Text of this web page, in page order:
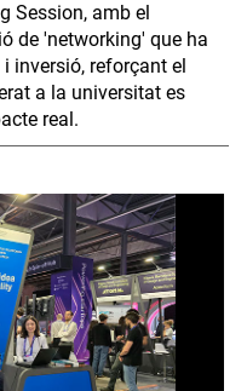
Session, amb el
de 'networking' que ha
inversió, reforçant el
a la universitat es
real.